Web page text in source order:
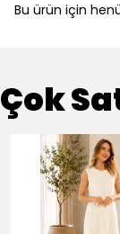
Bu ürün için
Çok